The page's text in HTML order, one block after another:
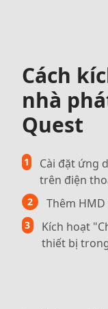
Cách
nhà
Quest
1
Cài đặt ứng
trên điện
2 Thêm
3
Kích hoạt
thiết bị